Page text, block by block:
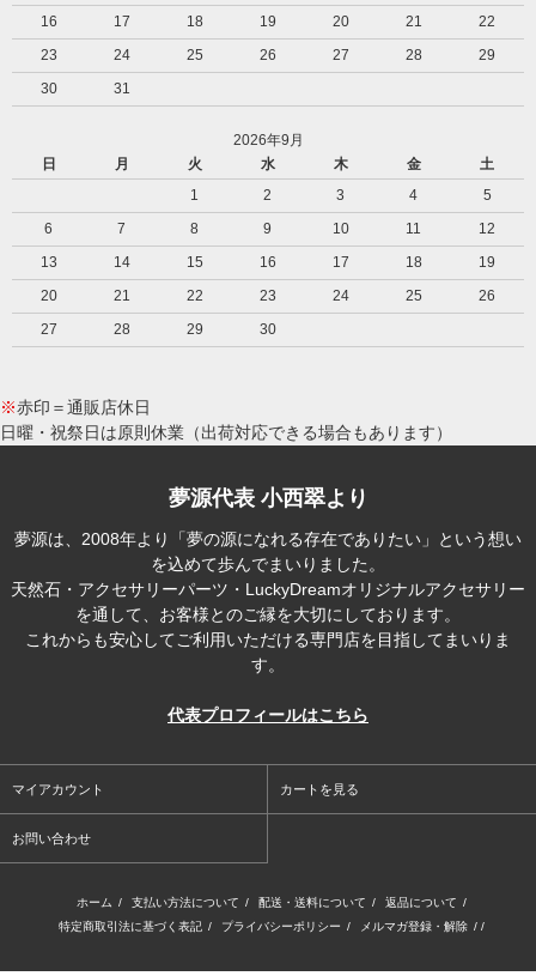
16
17 18 19 20 21
22
23
24 25 26 27 28
29
30
31
2026年9月
日
月 火 水 木 金
土
1
2 3 4
5
6
7 8 9 10 11
12
13
14 15 16 17 18
19
20
21 22 23 24 25
26
27
28 29 30
※赤印＝通販店休日
日曜・祝祭日は原則休業（出荷対応できる場合もあります）
夢源代表 小西翠より
夢源は、2008年より「夢の源になれる存在でありたい」という想い
を込めて歩んでまいりました。
天然石・アクセサリーパーツ・LuckyDreamオリジナルアクセサリー
を通して、お客様とのご縁を大切にしております。
これからも安心してご利用いただける専門店を目指してまいりま
す。
代表プロフィールはこちら
マイアカウント カートを見る
お問い合わせ
ホーム / 支払い方法について / 配送・送料について / 返品について /
特定商取引法に基づく表記 / プライバシーポリシー / メルマガ登録・解除 / /